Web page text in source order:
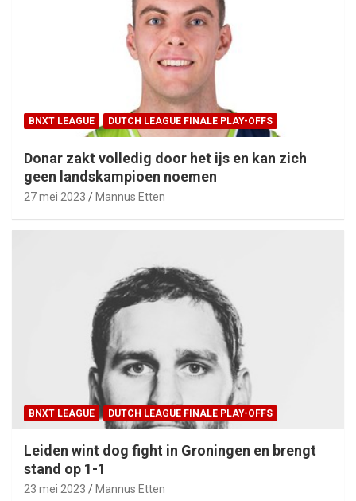
BNXT LEAGUE DUTCH LEAGUE FINALE PLAY-OFFS
Donar zakt volledig door het ijs en kan zich
geen landskampioen noemen
27 mei 2023 Mannus Etten
BNXT LEAGUE DUTCH LEAGUE FINALE PLAY-OFFS
Leiden wint dog fight in Groningen en brengt
stand op 1-1
23 mei 2023 Mannus Etten